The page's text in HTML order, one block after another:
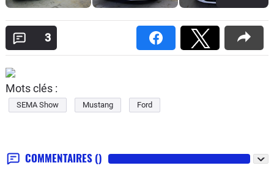
3
Mots clés :
SEMA Show Mustang Ford
COMMENTAIRES ()